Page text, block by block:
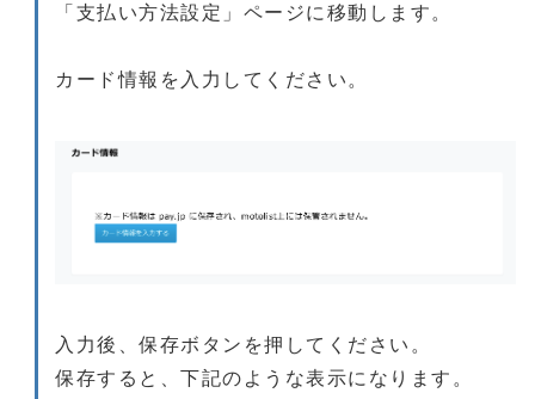
「支払い方法設定」ページに移動します。
カード情報を入力してください。
入力後、保存ボタンを押してください。
保存すると、下記のような表示になります。